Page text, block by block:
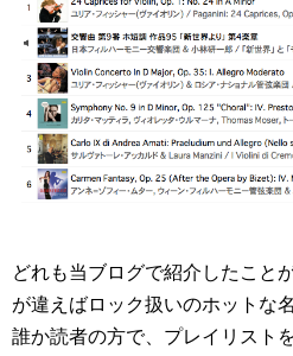
どれも当ブログで紹介したこと
が違えばロック扱いのホットな
誰か読者の方で、プレイリスト